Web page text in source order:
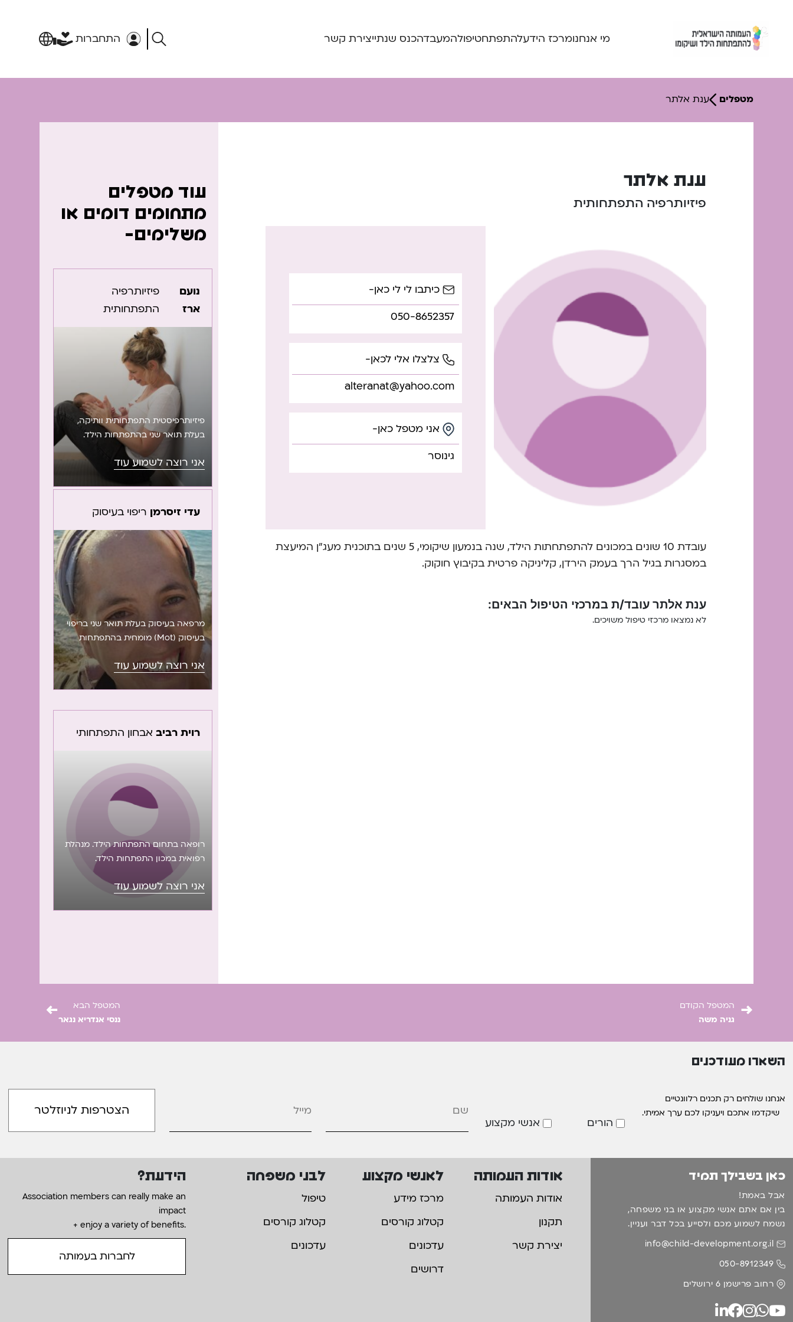
content
מי אנחנומרכז הידעלהתפתחטיפולהמעבדהכנס שנתייצירת קשר התחברות
מטפלים ענת אלתר
ענת אלתר
פיזיותרפיה התפתחותית
כיתבו לי לי כאן-
050-8652357
צלצלו אלי לכאן-
alteranat@yahoo.com
אני מטפל כאן-
גינוסר
עובדת 10 שונים במכונים להתפתחתות הילד, שנה בנמעון שיקומי, 5 שנים בתוכנית מעג״ן המיעצת
במסגרות בגיל הרך בעמק הירדן, קליניקה פרטית בקיבוץ חוקוק.
ענת אלתר עובד/ת במרכזי הטיפול הבאים:
לא נמצאו מרכזי טיפול משויכים.
עוד מטפלים
מתחומים דומים או
משלימים-
נועם
ארז
פיזיותרפיה
התפתחותית
פיזיותרפיסטית התפתחותית וותיקה,
בעלת תואר שני בהתפתחות הילד.
מאבחנת, ומטפלת בתינוקות וילדים בעלי
לקויות התפתחותיות במכון להתפתחות
הילד ובקליניקה הפרטית. מנהלת,
מדריכה ומכשירה את צוות הפיזיותרפיה
עובדת ב: המכון להתפתחות הילד,
כללית מחוז ת”א-יפו ובקליניקה הפרטית
ברמת אביב.
אני רוצה לשמוע עוד
עדי זיסרמן ריפוי בעיסוק
מרפאה בעיסוק בעלת תואר שני בריפוי
בעיסוק (Mot) מומחית בהתפתחות
הילד. מורשת טיפול בגישת cogfun
ילדים ומתבגרים. מטפלת בקשיי כתיבה,
ויסות חושי, אוטיזם וקשיים התפתחותים.
אני רוצה לשמוע עוד
רוית רביב אבחון התפתחותי
רופאה בתחום התפתחות הילד. מנהלת
רפואית במכון התפתחות הילד.
אני רוצה לשמוע עוד
→
המטפל הקודם
גניה משה
המטפל הבא
ננסי אנדריא נגאר←
השארו מעודכנים
אנחנו שולחים רק תכנים רלוונטיים
שיקדמו אתכם ויעניקו לכם ערך אמיתי.
הורים אנשי מקצוע
כאן בשבילך תמיד
אבל באמת!
בין אם אתם אנשי מקצוע או בני משפחה,
נשמח לשמוע מכם ולסייע בכל דבר ועניין.
info@child-development.org.il
050-8912349
רחוב פרישמן 6 ירושלים
אודות העמותה
אודות העמותה
תקנון
יצירת קשר
לאנשי מקצוע
מרכז מידע
קטלוג קורסים
עדכונים
דרושים
לבני משפחה
טיפול
קטלוג קורסים
עדכונים
הידעת?
Association members can really make an
impact
+ enjoy a variety of benefits.
לחברות בעמותה